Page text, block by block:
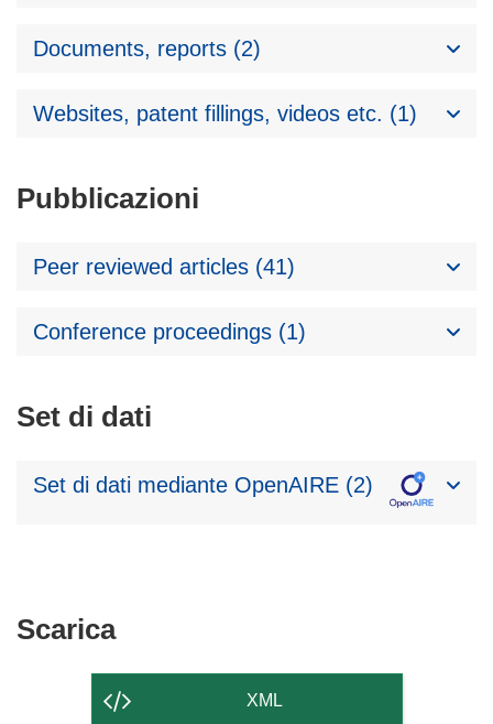
Documents, reports (2)
Websites, patent fillings, videos etc. (1)
Pubblicazioni
Peer reviewed articles (41)
Conference proceedings (1)
Set di dati
Set di dati mediante OpenAIRE (2)
ScaricaScarica
contenuto
XML